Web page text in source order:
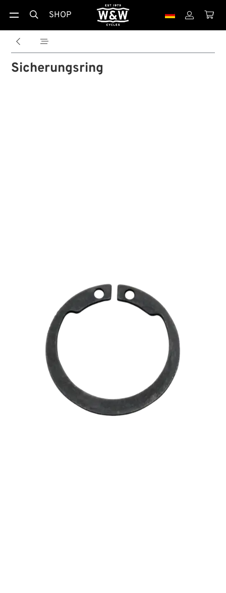
 SHOP  
 
Sicherungsring